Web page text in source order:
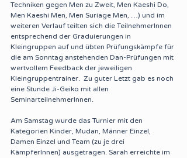
Techniken gegen Men zu Zweit, Men Kaeshi Do,
Men Kaeshi Men, Men Suriage Men, …) und im
weiteren Verlauf teilten sich die TeilnehmerInnen
entsprechend der Graduierungen in
Kleingruppen auf und übten Prüfungskämpfe für
die am Sonntag anstehenden Dan-Prüfungen mit
wertvollem Feedback der jeweiligen
Kleingruppentrainer.  Zu guter Letzt gab es noch
eine Stunde Ji-Geiko mit allen
SeminarteilnehmerInnen.
Am Samstag wurde das Turnier mit den
Kategorien Kinder, Mudan, Männer Einzel,
Damen Einzel und Team (zu je drei
KämpferInnen) ausgetragen. Sarah erreichte im